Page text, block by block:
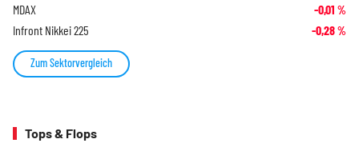
MDAX -0,01 %
Infront Nikkei 225 -0,28%
Zum Sektorvergleich
Tops & Flops